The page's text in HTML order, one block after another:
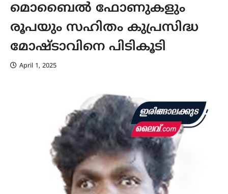
മൊബൈൽ ഫോണുകളും
രൂപയും സഹിതം കുപ്രസിദ്ധ
മോഷ്ടാവിനെ പിടികൂടി
April 1, 2025